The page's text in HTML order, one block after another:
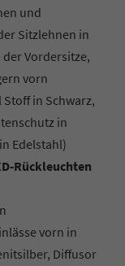
und
Sitzlehnen in
Vordersitze,
vorn
in Schwarz,
in
Edelstahl)
Rückleuchten
vorn in
Diffusor